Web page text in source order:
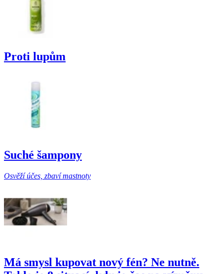
Proti lupům
Suché šampony
Osvěží účes, zbaví mastnoty
Má smysl kupovat nový fén? Ne nutně.